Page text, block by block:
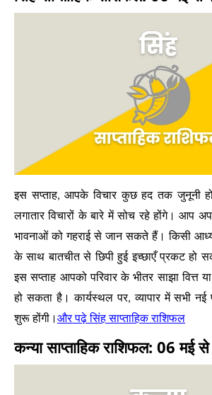
इस सप्ताह, आपके विचार कुछ हद तक जुनूनी
लगातार विचारों के बारे में सोच रहे होंगे। आप
भावनाओं को गहराई से जान सकते हैं। किसी
के साथ बातचीत से छिपी हुई इच्छाएँ प्रकट हो
इस सप्ताह आपको परिवार के भीतर साझा वित्त
हो सकता है। कार्यस्थल पर, व्यापार में सभी नई
शुरू होंगी। और पढ़े सिंह साप्ताहिक राशिफल
कन्या साप्ताहिक राशिफल: 06 मई